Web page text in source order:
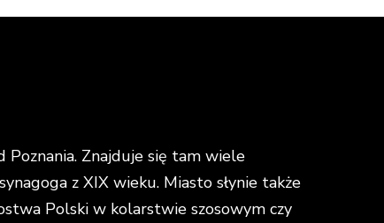
Znajduje się tam wiele
z XIX wieku. Miasto słynie także
Polski w kolarstwie szosowym czy